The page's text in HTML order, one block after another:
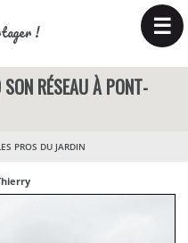
! ☰
RÉSEAU À PONT-
PROS DU JARDIN